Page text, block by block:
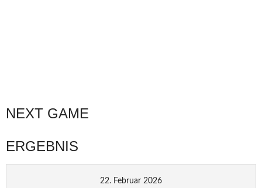
NEXT GAME
ERGEBNIS
22. Februar 2026